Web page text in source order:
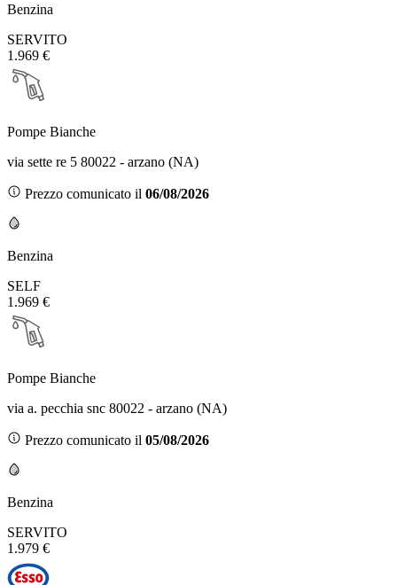
Benzina
SERVITO
1.969 €
Pompe Bianche
via sette re 5 80022 - arzano (NA)
Prezzo comunicato il 06/08/2026
Benzina
SELF
1.969 €
Pompe Bianche
via a. pecchia snc 80022 - arzano (NA)
Prezzo comunicato il 05/08/2026
Benzina
SERVITO
1.979 €